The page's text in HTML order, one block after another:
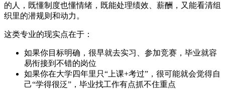
的人，既懂制度也懂情绪，既能处理绩效、薪酬，又能看清组
织里的潜规则和动力。
这类专业的现实点在于：
如果你目标明确，很早就去实习、参加竞赛，毕业就容
易衔接到不错的岗位
如果你在大学四年里只“上课+考过”，很可能就会觉得自
己“学得很泛”，毕业找工作有点抓不住重点